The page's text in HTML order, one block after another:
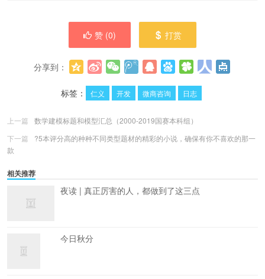
赞 (0) 打赏
分享到：
标签：
仁义 开发 微商咨询 日志
上一篇
数学建模标题和模型汇总（2000-2019国赛本科组）
下一篇
?5本评分高的种种不同类型题材的精彩的小说，确保有你不喜欢的那一
款
相关推荐
夜读 | 真正厉害的人，都做到了这三点
今日秋分